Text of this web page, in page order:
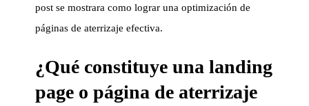
post se mostrara como lograr una optimización de
páginas de aterrizaje efectiva.
¿Qué constituye una landing
page o página de aterrizaje